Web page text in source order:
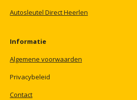
Autosleutel DirectHeerlen
Informatie
Algemene voorwaarden
Privacybeleid
Contact